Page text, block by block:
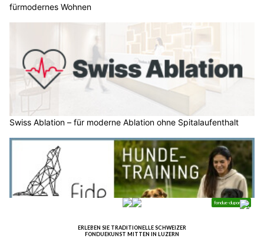
fürmodernes Wohnen
Swiss Ablation – für moderne Ablation ohne Spitalaufenthalt
Fide Canem: Tierbedarf für Hund und Katze und mehr in Rikon